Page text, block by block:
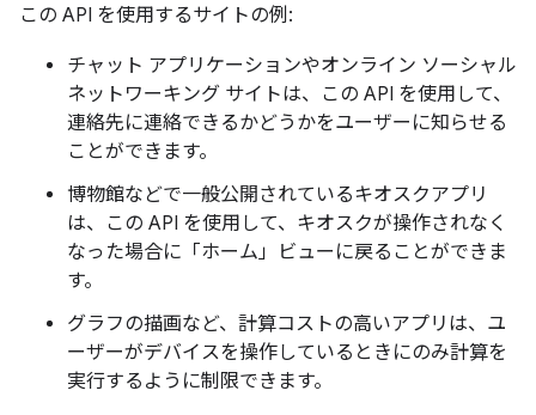
この API を使用するサイトの例:
チャット アプリケーションやオンライン ソーシャル
ネットワーキング サイトは、この API を使用して、
連絡先に連絡できるかどうかをユーザーに知らせる
ことができます。
博物館などで一般公開されているキオスクアプリ
は、この API を使用して、キオスクが操作されなく
なった場合に「ホーム」ビューに戻ることができま
す。
グラフの描画など、計算コストの高いアプリは、ユ
ーザーがデバイスを操作しているときにのみ計算を
実行するように制限できます。